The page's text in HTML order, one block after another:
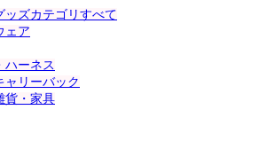
ッズカテゴリすべて
ェア
ハーネス
ャリーバック
貨・家具